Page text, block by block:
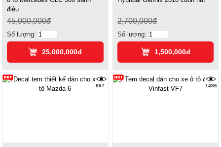
điệu
45,000,000đ
Số lượng:
25,000,000đ
2,700,000đ
Số lượng:
1,500,000đ
897 1486